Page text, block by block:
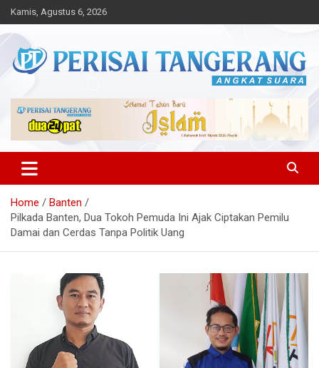
Skip
to
content
Kamis, Agustus 6, 2026
Perisai Tangerang – Angkat
Suara
Home
Banten
Pilkada Banten, Dua Tokoh Pemuda Ini Ajak Ciptakan Pemilu
Damai dan Cerdas Tanpa Politik Uang